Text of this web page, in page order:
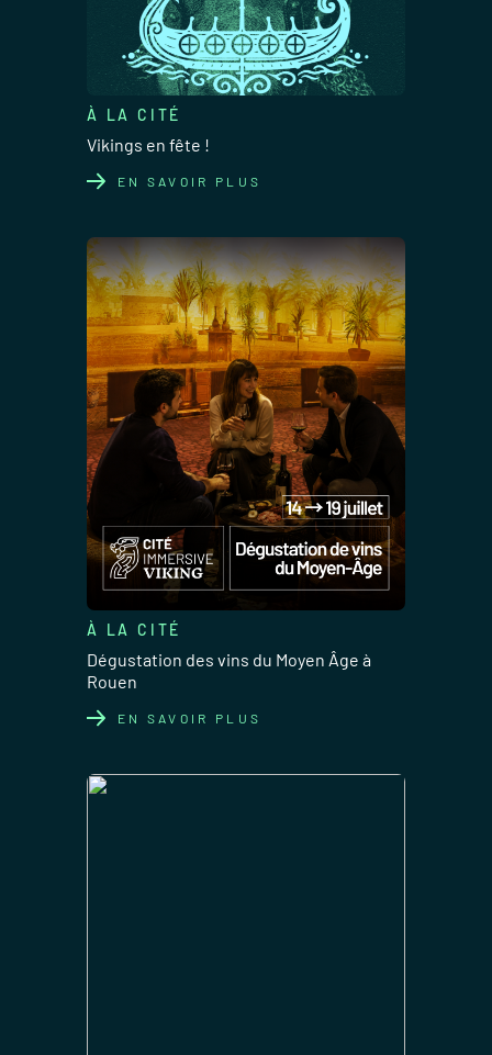
EN SAVOIR PLUS
À LA CITÉ
Vikings en fête !
EN SAVOIR PLUS
À LA CITÉ
Dégustation des vins du Moyen Âge à
Rouen